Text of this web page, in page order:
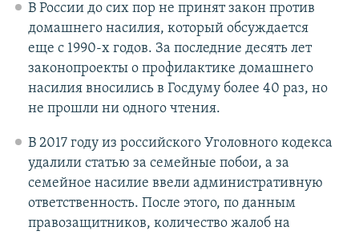
В России до сих пор не принят закон против
домашнего насилия, который обсуждается
еще с 1990-х годов. За последние десять лет
законопроекты о профилактике домашнего
насилия вносились в Госдуму более 40 раз, но
не прошли ни одного чтения.​
В 2017 году из российского Уголовного кодекса
удалили статью за семейные побои, а за
семейное насилие ввели административную
ответственность. После этого, по данным
правозащитников, количество жалоб на